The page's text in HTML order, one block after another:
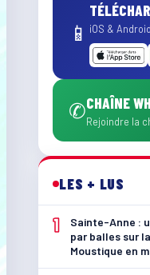
📱 iOS & Android
✆CHAÎNE
Rejoindre la
LES + LUS
1
Sainte-Anne :
par balles sur
Moustique en